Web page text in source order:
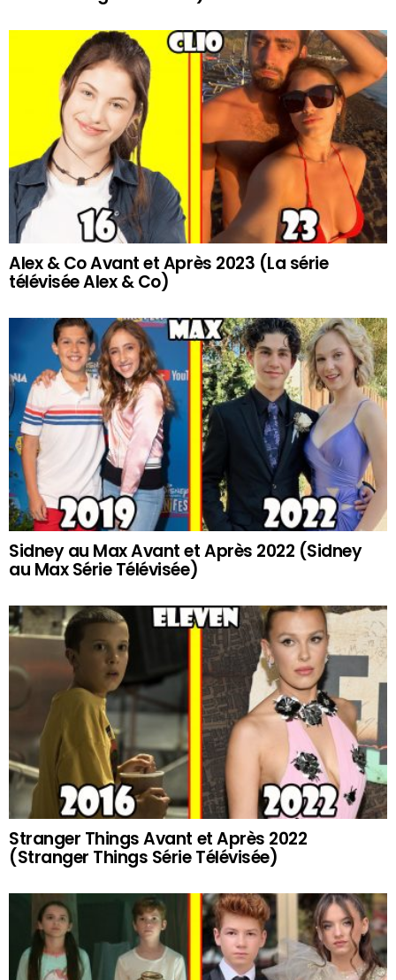
Alex & Co Avant et Après 2023 (La série
télévisée Alex & Co)
Sidney au Max Avant et Après 2022 (Sidney
au Max Série Télévisée)
Stranger Things Avant et Après 2022
(Stranger Things Série Télévisée)